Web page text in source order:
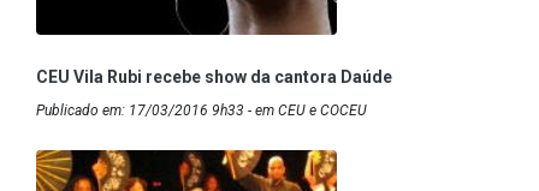
CEU Vila Rubi recebe show da cantora Daúde
Publicado em: 17/03/2016 9h33 - em CEU e COCEU